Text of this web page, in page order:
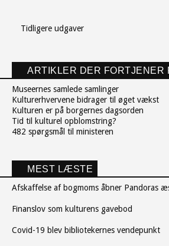
Tidligere udgaver
ARTIKLER DER
Museernes samlede samlinger
Kulturerhvervene bidrager til øget vækst
Kulturen er på borgernes dagsorden
Tid til kulturel opblomstring?
482 spørgsmål til ministeren
MEST LÆSTE
Afskaffelse af bogmoms åbner Pandoras
Finanslov som kulturens gavebod
Covid-19 blev bibliotekernes vendepunkt